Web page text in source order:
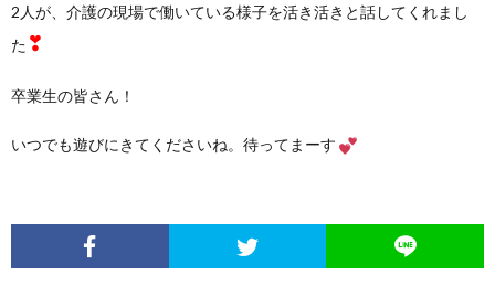
2人が、介護の現場で働いている様子を活き活きと話してくれまし
た ❣
卒業生の皆さん！
いつでも遊びにきてくださいね。待ってまーす